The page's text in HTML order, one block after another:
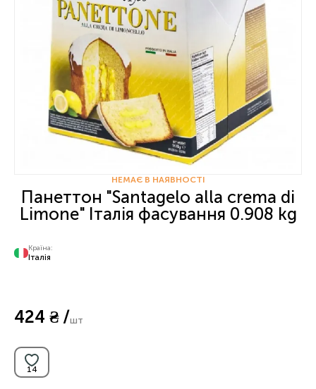
НЕМАЄ В НАЯВНОСТІ
Панеттон "Santagelo alla crema di
Limone" Італія фасування 0.908 kg
Країна:
Італія
424 ₴ /шт